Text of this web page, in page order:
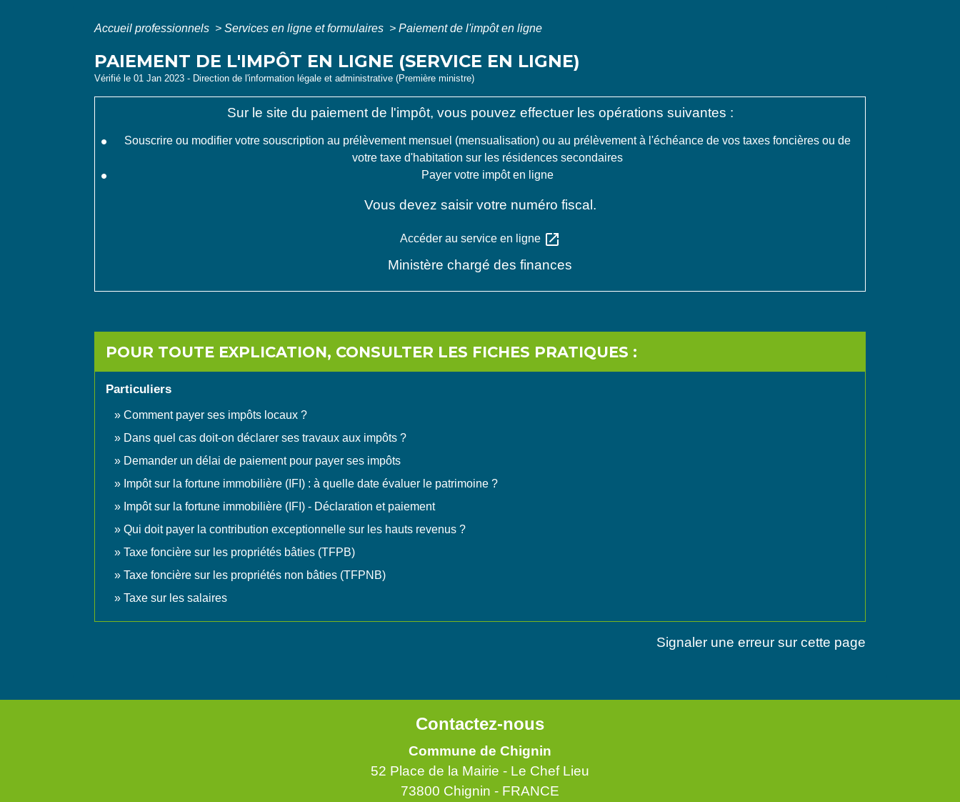
Accueil professionnels > Services en ligne et formulaires > Paiement de l'impôt en ligne
PAIEMENT DE L'IMPÔT EN LIGNE (SERVICE EN LIGNE)
Vérifié le 01 Jan 2023 - Direction de l'information légale et administrative (Première ministre)
Sur le site du paiement de l'impôt, vous pouvez effectuer les opérations suivantes :
Souscrire ou modifier votre souscription au prélèvement mensuel (mensualisation) ou au prélèvement à l'échéance de vos taxes foncières ou de
votre taxe d'habitation sur les résidences secondaires
Payer votre impôt en ligne
Vous devez saisir votre numéro fiscal.
Accéder au service en ligne open_in_new
Ministère chargé des finances
POUR TOUTE EXPLICATION, CONSULTER LES FICHES PRATIQUES :
Particuliers
Comment payer ses impôts locaux ?
Dans quel cas doit-on déclarer ses travaux aux impôts ?
Demander un délai de paiement pour payer ses impôts
Impôt sur la fortune immobilière (IFI) : à quelle date évaluer le patrimoine ?
Impôt sur la fortune immobilière (IFI) - Déclaration et paiement
Qui doit payer la contribution exceptionnelle sur les hauts revenus ?
Taxe foncière sur les propriétés bâties (TFPB)
Taxe foncière sur les propriétés non bâties (TFPNB)
Taxe sur les salaires
Signaler une erreur sur cette page
Contactez-nous
Commune de Chignin
52 Place de la Mairie - Le Chef Lieu
73800 Chignin - FRANCE